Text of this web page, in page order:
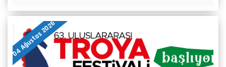
04 Ağustos 2026